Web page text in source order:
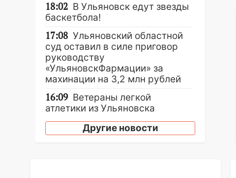
18:02 В Ульяновск едут звезды
баскетбола!
17:08 Ульяновский областной
суд оставил в силе приговор
руководству
«УльяновскФармации» за
махинации на 3,2 млн рублей
16:09 Ветераны легкой
атлетики из Ульяновска
успешно выступили на
Чемпионате России
Другие новости